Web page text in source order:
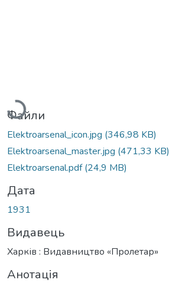
Вантажиться...
Файли
Elektroarsenal_icon.jpg (346,98 KB)
Elektroarsenal_master.jpg (471,33 KB)
Elektroarsenal.pdf(24,9 MB)
Дата
1931
Видавець
Харків : Видавництво «Пролетар»
Анотація